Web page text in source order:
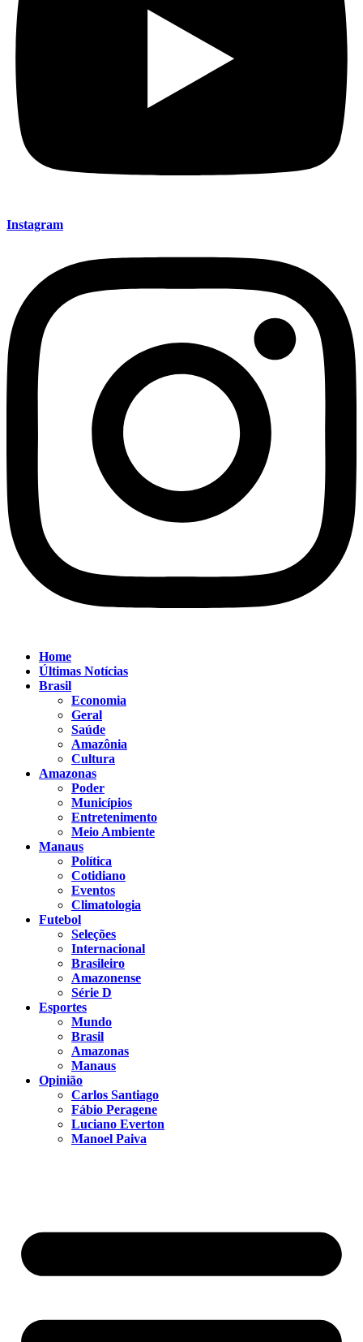
Instagram
Home
Últimas Notícias
Brasil
Economia
Geral
Saúde
Amazônia
Cultura
Amazonas
Poder
Municípios
Entretenimento
Meio Ambiente
Manaus
Política
Cotidiano
Eventos
Climatologia
Futebol
Seleções
Internacional
Brasileiro
Amazonense
Série D
Esportes
Mundo
Brasil
Amazonas
Manaus
Opinião
Carlos Santiago
Fábio Peragene
Luciano Everton
Manoel Paiva